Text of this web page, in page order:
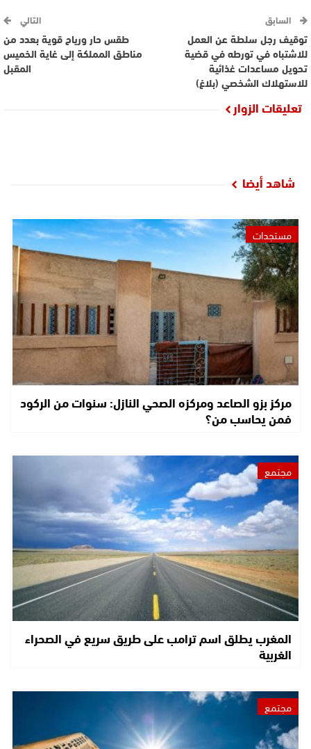
السابق
توقيف رجل سلطة عن العمل
للاشتباه في تورطه في قضية
تحويل مساعدات غذائية
للاستهلاك الشخصي (بلاغ)
التالي
طقس حار ورياح قوية بعدد من
مناطق المملكة إلى غاية الخميس
المقبل
تعليقات الزوار
شاهد أيضا
مستجدات
مركز بزو الصاعد ومركزه الصحي النازل: سنوات من الركود
فمن يحاسب من؟
مجتمع
المغرب يطلق اسم ترامب على طريق سريع في الصحراء
الغربية
مجتمع